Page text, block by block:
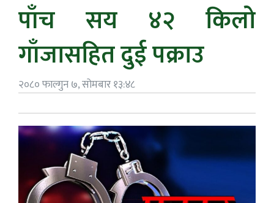
पाँच सय ४२ किलो
गाँजासहित दुई पक्राउ
२०८० फाल्गुन ७, सोमबार १३:४८